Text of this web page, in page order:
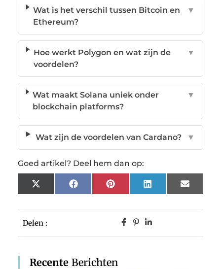
Delen :
Recente Berichten
Wat is het verschil tussen Bitcoin en
Ethereum?
▼
Hoe werkt Polygon en wat zijn de
voordelen?
▼
Wat maakt Solana uniek onder
blockchain platforms?
▼
Wat zijn de voordelen van Cardano? ▼
Goed artikel? Deel hem dan op:
X
(Twitter)
FacebookPinterestLinkedInEmail